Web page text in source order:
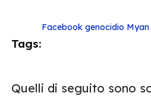
Tags:
Facebook genocidio Myan
Quelli di seguito sono